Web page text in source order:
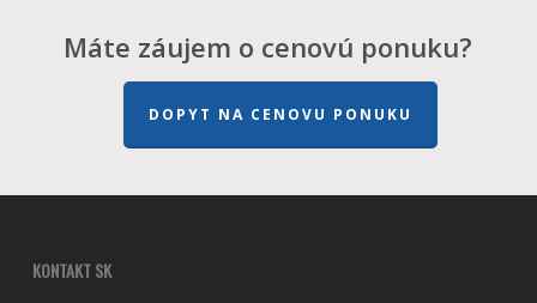
Máte záujem o cenovú ponuku?
DOPYT NA CENOVU PONUKU
KONTAKT SK